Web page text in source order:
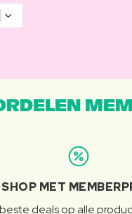
SHOP MET
deals op alle